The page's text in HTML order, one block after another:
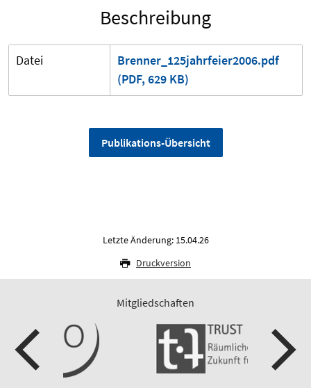
Beschreibung
Datei
Brenner_125jahrfeier2006.pdf
(PDF, 629 KB)
Publikations-Übersicht
Letzte Änderung: 15.04.26
Druckversion
Mitgliedschaften